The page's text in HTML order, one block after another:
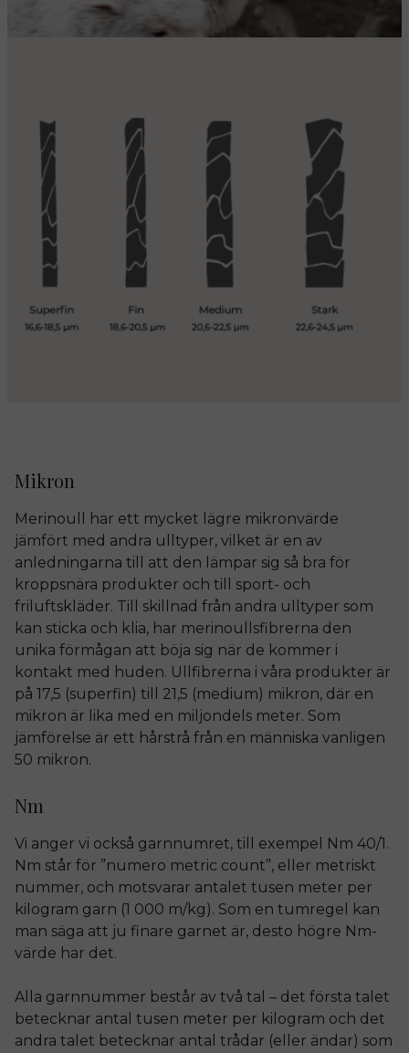
Mikron
Merinoull har ett mycket lägre mikronvärde
jämfört med andra ulltyper, vilket är en av
anledningarna till att den lämpar sig så bra för
kroppsnära produkter och till sport- och
friluftskläder. Till skillnad från andra ulltyper som
kan sticka och klia, har merinoullsfibrerna den
unika förmågan att böja sig när de kommer i
kontakt med huden. Ullfibrerna i våra produkter är
på 17,5 (superfin) till 21,5 (medium) mikron, där en
mikron är lika med en miljondels meter. Som
jämförelse är ett hårstrå från en människa vanligen
50 mikron.
Nm
Vi anger vi också garnnumret, till exempel Nm 40/1.
Nm står för ”numero metric count”, eller metriskt
nummer, och motsvarar antalet tusen meter per
kilogram garn (1 000 m/kg). Som en tumregel kan
man säga att ju finare garnet är, desto högre Nm-
värde har det.
Alla garnnummer består av två tal – det första talet
betecknar antal tusen meter per kilogram och det
andra talet betecknar antal trådar (eller ändar) som